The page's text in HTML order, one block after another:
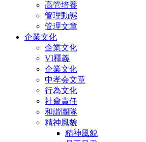
高管培養
管理動態
管理文章
企業文化
企業文化
VI釋義
企業文化
中孝会文章
行為文化
社會責任
和諧團隊
精神風貌
精神風貌